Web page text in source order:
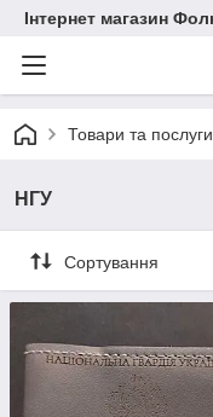
Інтернет магазин
Товари та послуги
НГУ
Сортування